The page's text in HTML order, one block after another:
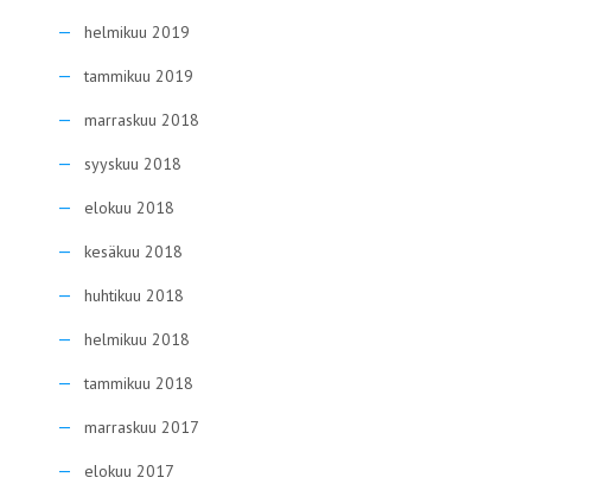
helmikuu 2019
tammikuu 2019
marraskuu 2018
syyskuu 2018
elokuu 2018
kesäkuu 2018
huhtikuu 2018
helmikuu 2018
tammikuu 2018
marraskuu 2017
elokuu 2017